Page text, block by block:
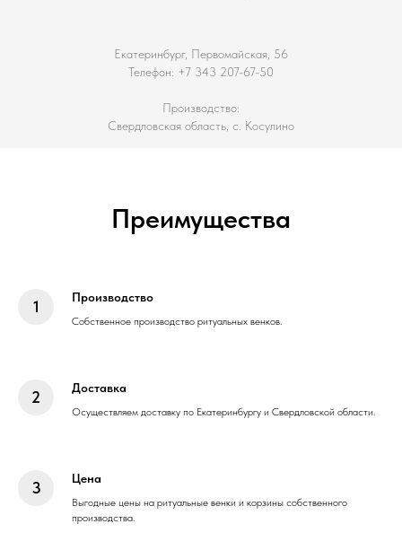
Екатеринбург, Первомайская, 56
Телефон: +7 343 207-67-50
Производство:
Свердловская область, с. Косулино
Преимущества
Производство
Собственное производство ритуальных венков.
Доставка
Осуществляем доставку по Екатеринбургу и Свердловской области.
Цена
Выгодные цены на ритуальные венки и корзины собственного
производства.